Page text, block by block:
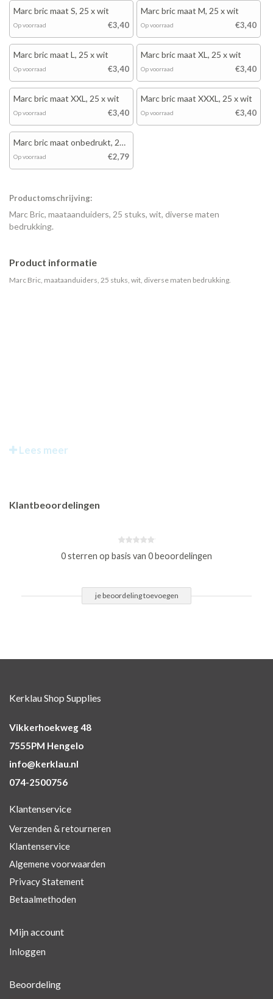
Marc bric maat S, 25 x wit
€3,40
Op voorraad
Marc bric maat M, 25 x wit
€3,40
Op voorraad
Marc bric maat L, 25 x wit
€3,40
Op voorraad
Marc bric maat XL, 25 x wit
€3,40
Op voorraad
Marc bric maat XXL, 25 x wit
€3,40
Op voorraad
Marc bric maat XXXL, 25 x wit
€3,40
Op voorraad
Marc bric maat onbedrukt, 25
x wit
€2,79
Op voorraad
Productomschrijving:
Marc Bric, maataanduiders, 25 stuks, wit, diverse maten
bedrukking.
Product informatie
Marc Bric, maataanduiders, 25 stuks, wit, diverse maten bedrukking.
Lees meer
Klantbeoordelingen
0 sterren op basis van 0 beoordelingen
je beoordeling toevoegen
Kerklau Shop Supplies
Vikkerhoekweg 48
7555PM Hengelo
info@kerklau.nl
074-2500756
Klantenservice
Verzenden & retourneren
Klantenservice
Algemene voorwaarden
Privacy Statement
Betaalmethoden
Mijn account
Inloggen
Beoordeling